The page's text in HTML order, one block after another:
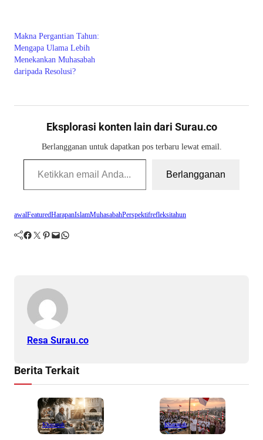
Makna Pergantian Tahun:
Mengapa Ulama Lebih
Menekankan Muhasabah
daripada Resolusi?
Eksplorasi konten lain dari Surau.co
Berlangganan untuk dapatkan pos terbaru lewat email.
Ketikkan email Anda...
Berlangganan
awalFeaturedHarapanIslamMuhasabahPerspektifrefleksitahun
Facebook Twitter Pinterest Mail WhatsApp
Resa Surau.co
Berita Terkait
Khazanah Khazanah